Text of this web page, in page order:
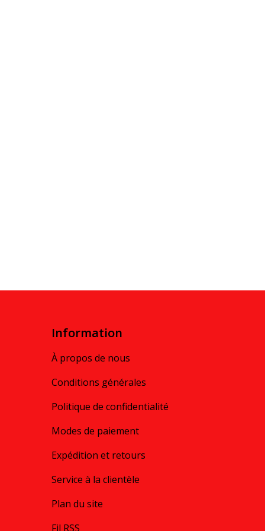
Information
À propos de nous
Conditions générales
Politique de confidentialité
Modes de paiement
Expédition et retours
Service à la clientèle
Plan du site
Fil RSS